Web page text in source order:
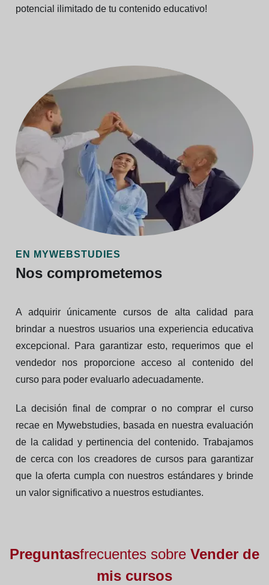
potencial ilimitado de tu contenido educativo!
EN MYWEBSTUDIES
Nos comprometemos
A adquirir únicamente cursos de alta calidad para
brindar a nuestros usuarios una experiencia educativa
excepcional. Para garantizar esto, requerimos que el
vendedor nos proporcione acceso al contenido del
curso para poder evaluarlo adecuadamente.
La decisión final de comprar o no comprar el curso
recae en Mywebstudies, basada en nuestra evaluación
de la calidad y pertinencia del contenido. Trabajamos
de cerca con los creadores de cursos para garantizar
que la oferta cumpla con nuestros estándares y brinde
un valor significativo a nuestros estudiantes.
Preguntasfrecuentes sobre Vender de
mis cursos